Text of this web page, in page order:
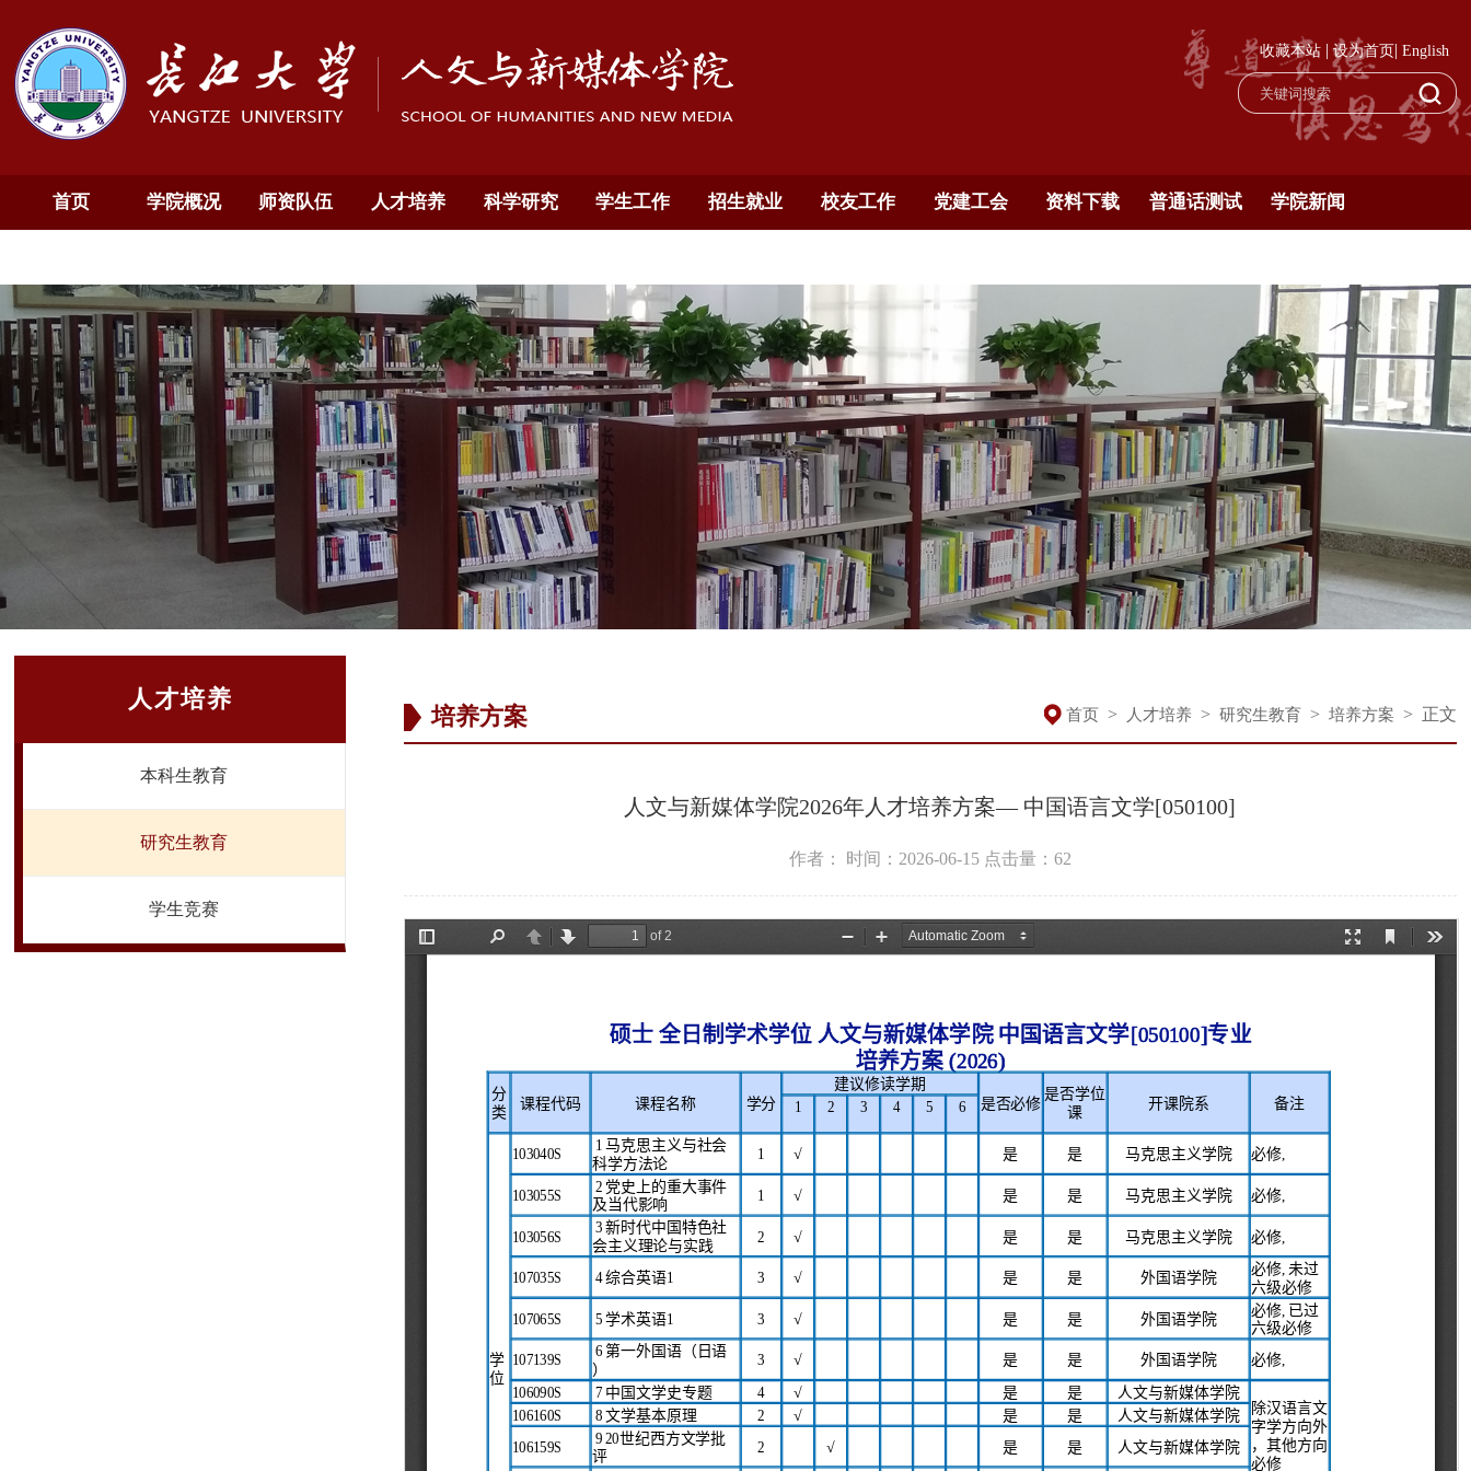
收藏本站|设为首页| English
首页 学院概况 师资队伍 人才培养 科学研究 学生工作 招生就业 校友工作 党建工会 资料下载 普通话测试 学院新闻
人才培养
本科生教育
研究生教育
学生竞赛
培养方案 首页 > 人才培养 > 研究生教育 > 培养方案 > 正文
人文与新媒体学院2026年人才培养方案— 中国语言文学[050100]
作者： 时间：2026-06-15 点击量： 62